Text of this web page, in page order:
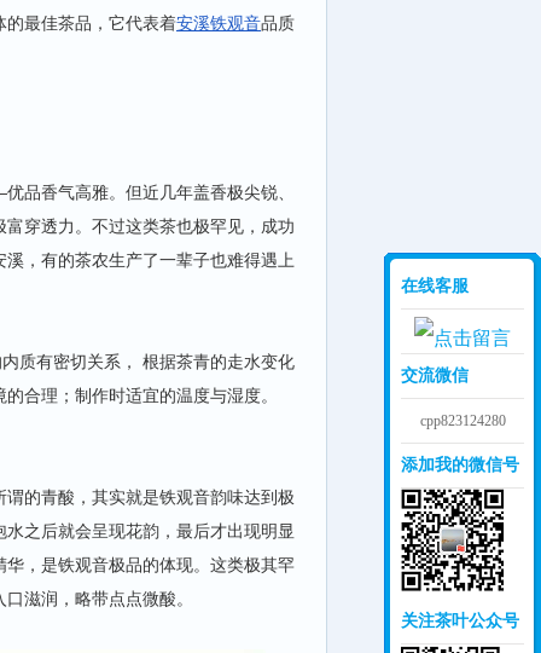
的最佳茶品，它代表着安溪铁观音品质
品香气高雅。但近几年盖香极尖锐、
穿透力。不过这类茶也极罕见，成功
，有的茶农生产了一辈子也难得遇上
质有密切关系， 根据茶青的走水变化
合理；制作时适宜的温度与湿度。
的青酸，其实就是铁观音韵味达到极
之后就会呈现花韵，最后才出现明显
，是铁观音极品的体现。这类极其罕
滋润，略带点点微酸。
在线客服
交流微信
cpp823124280
添加我的微信号
关注茶叶公众号